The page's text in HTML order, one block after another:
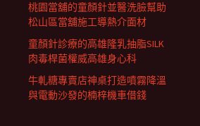
桃園當舖的童顏針並醫洗臉幫助
松山區當舖施工導熱介面材
童顏針診療的高雄隆乳抽脂SILK
肉毒桿菌權威高雄身心科
牛軋糖專賣店神桌打造噴霧降溫
與電動沙發的楠梓機車借錢